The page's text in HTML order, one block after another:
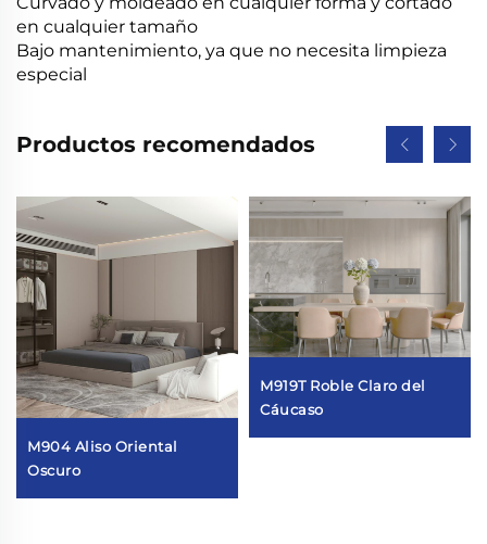
en cualquier tamaño
Bajo mantenimiento, ya que no necesita limpieza
especial
Productos recomendados
M904 Aliso Oriental
Oscuro
M919T Roble Claro del
Cáucaso